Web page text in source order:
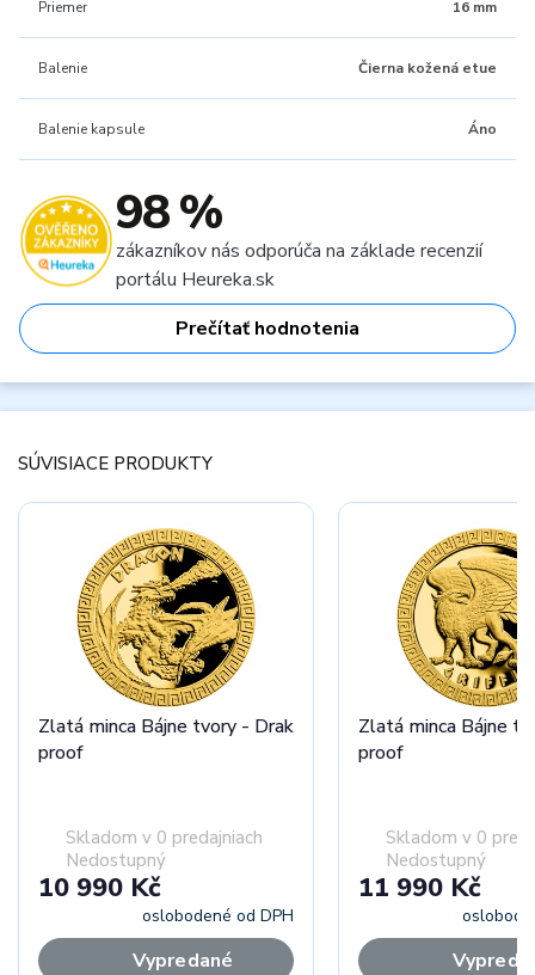
Priemer 16 mm
Balenie Čierna kožená etue
Balenie kapsule Áno
98 %
zákazníkov nás odporúča na základe recenzií
portálu Heureka.sk
Prečítať hodnotenia
SÚVISIACE PRODUKTY
Zlatá minca Bájne tvory - Drak
proof
Skladom v 0 predajniach
Nedostupný
10 990 Kč
oslobodené od DPH
Vypredané
Zlatá minca Bájne
proof
Skladom v 0
Nedostupný
11 990 Kč